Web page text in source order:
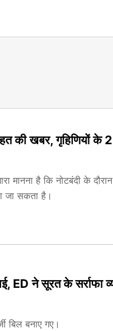
की खबर, गृहिणियों के
मानना ​​है कि नोटबंदी के दौरान
जा सकता है।
ED ने सूरत के सर्राफा
बिल बनाए गए।